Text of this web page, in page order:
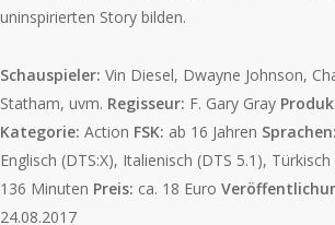
uninspirierten Story bilden.
Schauspieler: Vin Diesel, Dwayne Johnson,
Statham, uvm. Regisseur: F. Gary Gray
Kategorie: Action FSK: ab 16 Jahren Sprachen:
Englisch (DTS:X), Italienisch (DTS 5.1), Türkisch
136 Minuten Preis: ca. 18 Euro
24.08.2017